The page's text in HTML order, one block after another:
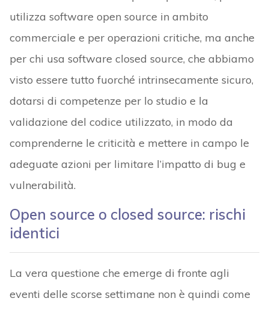
utilizza software open source in ambito
commerciale e per operazioni critiche, ma anche
per chi usa software closed source, che abbiamo
visto essere tutto fuorché intrinsecamente sicuro,
dotarsi di competenze per lo studio e la
validazione del codice utilizzato, in modo da
comprenderne le criticità e mettere in campo le
adeguate azioni per limitare l’impatto di bug e
vulnerabilità.
Open source o closed source: rischi
identici
La vera questione che emerge di fronte agli
eventi delle scorse settimane non è quindi come